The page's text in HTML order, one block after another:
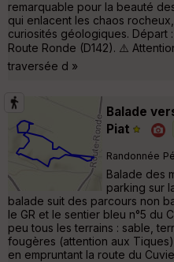
remarquable pour la beauté
qui enlacent les chaos
curiosités géologiques. Départ
Route Ronde (D142). ⚠️
traversée d »
Balade
Piat
Randonnée
Balade des
parking sur
balade suit des parcours non
le GR et le sentier bleu n°5 du
peu tous les terrains : sable,
fougères (attention aux
en empruntant la route du